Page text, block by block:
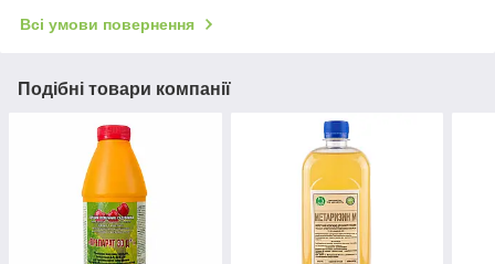
Всі умови повернення
Подібні товари компанії